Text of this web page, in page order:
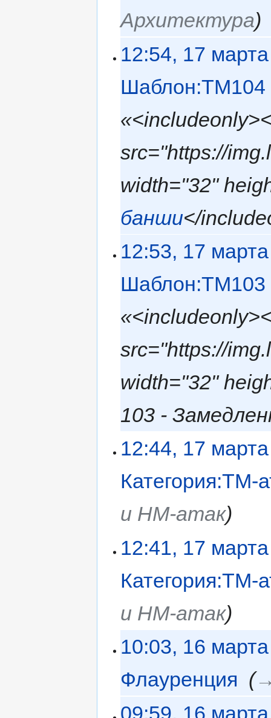
Архитектура
12:54, 17
Шаблон:TM104
src="https://
width="32"
банши</
12:53, 17
Шаблон:TM103
src="https://
width="32"
103 -
12:44, 17
Категория:ТМ-
и НМ-атак
12:41, 17
Категория:ТМ-
и НМ-атак
10:03, 16
Флауренция
09:59, 16